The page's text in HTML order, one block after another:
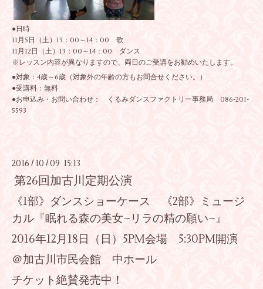
●日時
11月5日（土）13：00～14：00 歌
11月12日（土）13：00～14：00 ダンス
※レッスン内容が異なりますので、両日のご受講をお勧めいたします。
●対象：4歳～6歳（対象外の年齢の方もお問合せください。）
●受講料：無料
●お申込み・お問い合わせ： くるみダンスファクトリー事務局 086-201-
5593
2016 / 10 /09 15:13
第26回加古川定期公演
《1部》ダンスショーケース 《2部》ミュージ
カル『眠れる森の美女~リラの精の願い~』
2016年12月18日（日）5PM会場 5:30PM開演
＠加古川市民会館 中ホール
チケット絶賛発売中！